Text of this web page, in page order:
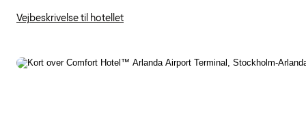
Vejbeskrivelse til hotellet